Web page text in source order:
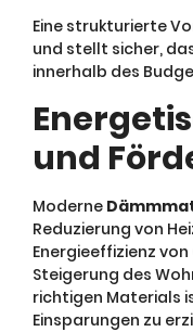
Eine strukturierte
und stellt sicher,
innerhalb des
und
Moderne
Reduzierung von
Energieeffizienz
Steigerung des
richtigen Materials
Einsparungen zu